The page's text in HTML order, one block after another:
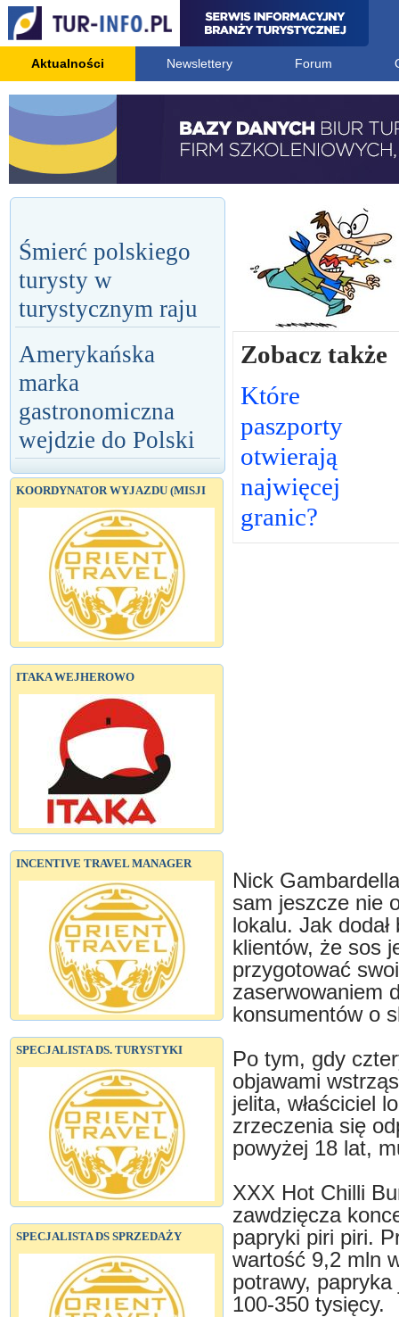
Aktualności Newslettery Forum
Śmierć polskiego
turysty w
turystycznym raju
Amerykańska
marka
gastronomiczna
wejdzie do Polski
KOORDYNATOR WYJAZDU (MISJI
ITAKA WEJHEROWO
INCENTIVE TRAVEL MANAGER
SPECJALISTA DS. TURYSTYKI
SPECJALISTA DS SPRZEDAŻY
Zobacz także
Które
paszporty
otwierają
najwięcej
granic?
Nick
sam jeszcze nie
lokalu. Jak dodał
klientów, że sos
przygotować
zaserwowaniem
konsumentów o
Po tym, gdy
objawami
jelita, właściciel
zrzeczenia się
powyżej 18 lat,
XXX Hot Chilli
zawdzięcza
papryki piri piri.
wartość 9,2 mln
potrawy,
100-350 tysięcy.